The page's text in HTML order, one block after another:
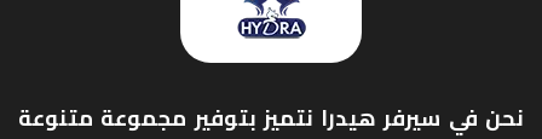
نحن في سيرفر هيدرا نتميز بتوفير مجموعة متنوعة